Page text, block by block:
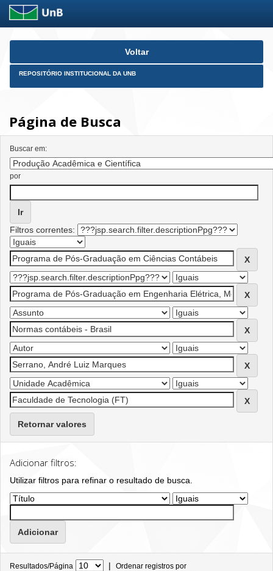
Skip
Voltar
REPOSITÓRIO INSTITUCIONAL DA UNB
Página de Busca
Buscar em:
por
Filtros correntes:
Retornar valores
Adicionar filtros:
Utilizar filtros para refinar o resultado de busca.
Resultados/Página | Ordenar registros por